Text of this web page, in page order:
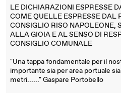
LE DICHIARAZIONI ESPRESSE
COME QUELLE ESPRESSE DAL
CONSIGLIO RISO NAPOLEONE,
ALLA GIOIA E AL SENSO DI
CONSIGLIO COMUNALE
"Una tappa fondamentale per il
importante sia per area portuale
metri......" Gaspare Portobello